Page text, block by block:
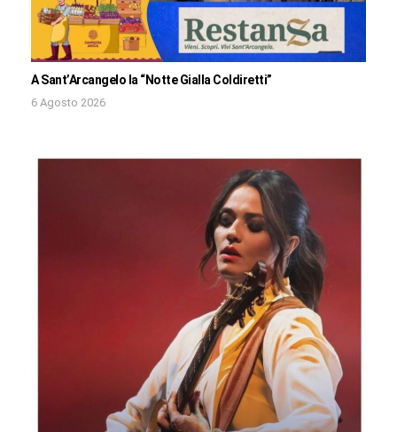
A Sant’Arcangelo la “Notte Gialla Coldiretti”
6 Agosto 2026